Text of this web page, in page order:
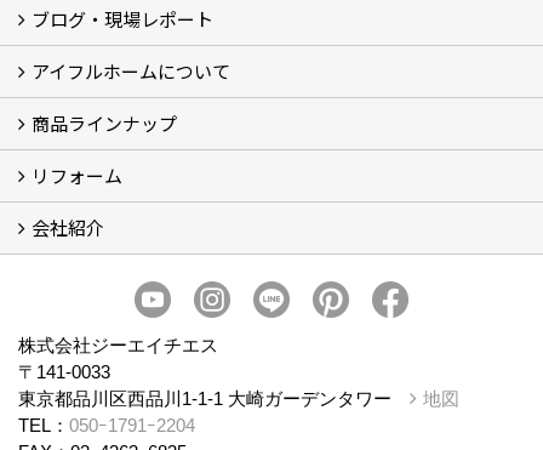
建築実例
お客様の声
ブログ・現場レポート
ブログ
現場レポート
アイフルホームについて
アイフルホームについて (5)
商品ラインナップ
商品ラインナップ
リフォーム
まるごと断熱リフォーム
イベント情報
施工事例
会社紹介
スタッフ紹介
個人情報保護方針
株式会社ジーエイチエス
〒141-0033
東京都品川区西品川1-1-1 大崎ガーデンタワー
地図
TEL： 050ｰ1791ｰ2204